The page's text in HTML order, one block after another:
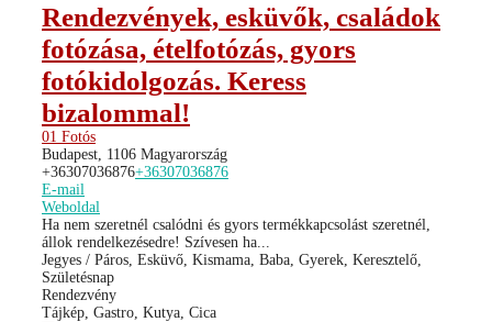
Rendezvények, esküvők, családok
fotózása, ételfotózás, gyors
fotókidolgozás. Keress
bizalommal!
01 Fotós
Budapest, 1106 Magyarország
+36307036876+36307036876
E-mail
Weboldal
Ha nem szeretnél csalódni és gyors termékkapcsolást szeretnél,
állok rendelkezésedre! Szívesen ha...
Jegyes / Páros, Esküvő, Kismama, Baba, Gyerek, Keresztelő,
Születésnap
Rendezvény
Tájkép, Gastro, Kutya, Cica